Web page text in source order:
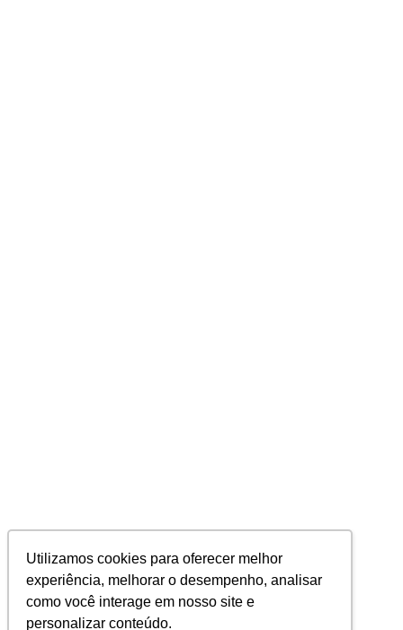
Utilizamos cookies para oferecer melhor
experiência, melhorar o desempenho, analisar
como você interage em nosso site e
personalizar conteúdo.